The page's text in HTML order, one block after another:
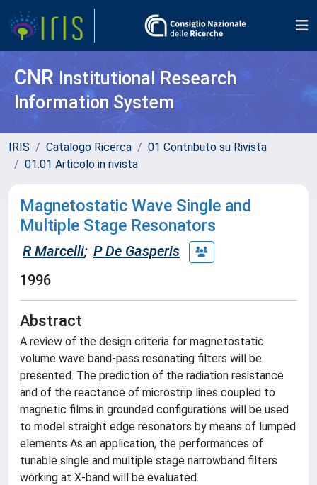
CNR Institutional Research
Information System
IRIS Catalogo Ricerca
01 Contributo su Rivista
01.01 Articolo in rivista
Magnetostatic Wave Single and
Multiple Stage Resonators
R Marcelli; P De Gasperis
1996
Abstract
A review of the design criteria for magnetostatic
volume wave band-pass resonating filters will be
presented. The prediction of the radiation resistance
and of the reactance of microstrip lines coupled to
magnetic films in grounded configurations will be used
to model straight edge resonators by means of lumped
elements As an application, the performances of
tunable single and multiple stage narrowband filters
working at X-band will be evaluated.